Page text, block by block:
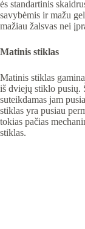
ės standartinis
savybėmis ir mažu
mažiau žalsvas nei
Matinis stiklas
Matinis stiklas
iš dviejų stiklo pusių.
suteikdamas jam
stiklas yra pusiau
tokias pačias
stiklas.